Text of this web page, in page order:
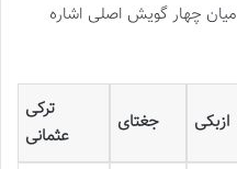
میان چهار گویش اصلی اشاره
ازبکی جغتای
ترکی
عثمانی